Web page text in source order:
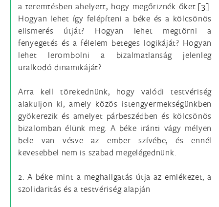
a teremtésben ahelyett, hogy megőriznék őket.[3]
Hogyan lehet így felépíteni a béke és a kölcsönös
elismerés útját? Hogyan lehet megtörni a
fenyegetés és a félelem beteges logikáját? Hogyan
lehet lerombolni a bizalmatlanság jelenleg
uralkodó dinamikáját?
Arra kell törekednünk, hogy valódi testvériség
alakuljon ki, amely közös istengyermekségünkben
gyökerezik és amelyet párbeszédben és kölcsönös
bizalomban élünk meg. A béke iránti vágy mélyen
bele van vésve az ember szívébe, és ennél
kevesebbel nem is szabad megelégednünk.
2. A béke mint a meghallgatás útja az emlékezet, a
szolidaritás és a testvériség alapján